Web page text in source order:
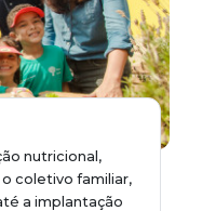
nutricional,
coletivo familiar,
a implantação